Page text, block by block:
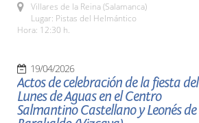
Villares de la Reina (Salamanca)
Lugar: Pistas del Helmántico
Hora: 12:30 h.
19/04/2026
Actos de celebración de la fiesta del
Lunes de Aguas en el Centro
Salmantino Castellano y Leonés de